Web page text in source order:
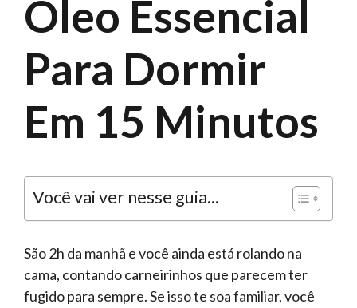
Óleo Essencial
Para Dormir
Em 15 Minutos
Você vai ver nesse guia...
São 2h da manhã e você ainda está rolando na
cama, contando carneirinhos que parecem ter
fugido para sempre. Se isso te soa familiar, você